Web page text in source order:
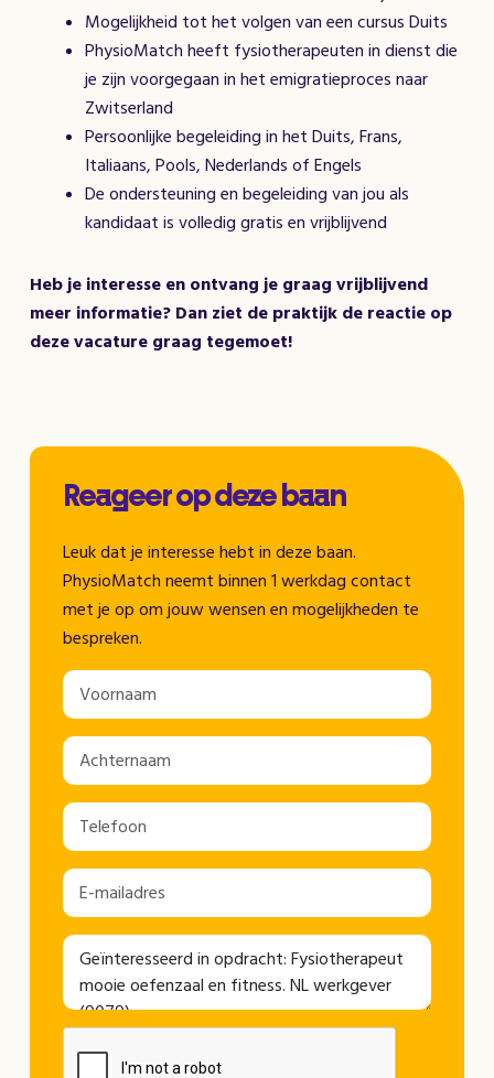
Mogelijkheid tot het volgen van een cursus Duits
PhysioMatch heeft fysiotherapeuten in dienst die
je zijn voorgegaan in het emigratieproces naar
Zwitserland
Persoonlijke begeleiding in het Duits, Frans,
Italiaans, Pools, Nederlands of Engels
De ondersteuning en begeleiding van jou als
kandidaat is volledig gratis en vrijblijvend
Heb je interesse en ontvang je graag vrijblijvend
meer informatie? Dan ziet de praktijk de reactie op
deze vacature graag tegemoet!
Reageer op deze baan
Leuk dat je interesse hebt in deze baan.
PhysioMatch neemt binnen 1 werkdag contact
met je op om jouw wensen en mogelijkheden te
bespreken.